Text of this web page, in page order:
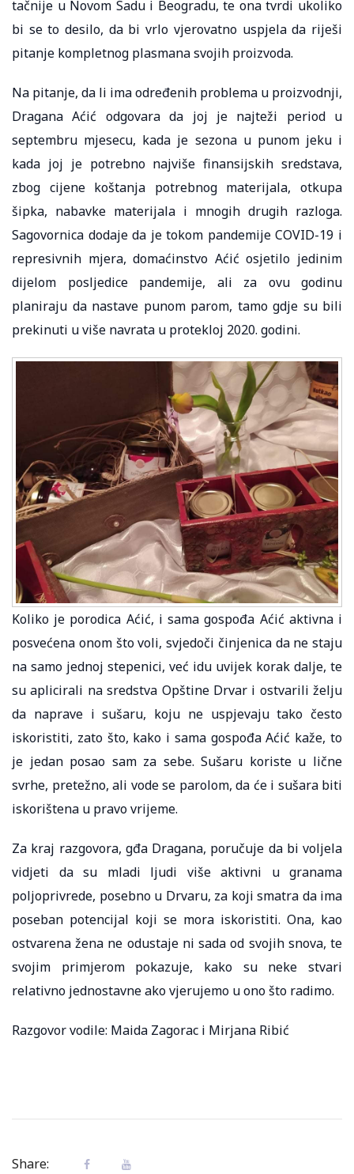
tačnije u Novom Sadu i Beogradu, te ona tvrdi ukoliko
bi se to desilo, da bi vrlo vjerovatno uspjela da riješi
pitanje kompletnog plasmana svojih proizvoda.
Na pitanje, da li ima određenih problema u proizvodnji,
Dragana Aćić odgovara da joj je najteži period u
septembru mjesecu, kada je sezona u punom jeku i
kada joj je potrebno najviše finansijskih sredstava,
zbog cijene koštanja potrebnog materijala, otkupa
šipka, nabavke materijala i mnogih drugih razloga.
Sagovornica dodaje da je tokom pandemije COVID-19 i
represivnih mjera, domaćinstvo Aćić osjetilo jedinim
dijelom posljedice pandemije, ali za ovu godinu
planiraju da nastave punom parom, tamo gdje su bili
prekinuti u više navrata u protekloj 2020. godini.
Koliko je porodica Aćić, i sama gospođa Aćić aktivna i
posvećena onom što voli, svjedoči činjenica da ne staju
na samo jednoj stepenici, već idu uvijek korak dalje, te
su aplicirali na sredstva Opštine Drvar i ostvarili želju
da naprave i sušaru, koju ne uspjevaju tako često
iskoristiti, zato što, kako i sama gospođa Aćić kaže, to
je jedan posao sam za sebe. Sušaru koriste u lične
svrhe, pretežno, ali vode se parolom, da će i sušara biti
iskorištena u pravo vrijeme.
Za kraj razgovora, gđa Dragana, poručuje da bi voljela
vidjeti da su mladi ljudi više aktivni u granama
poljoprivrede, posebno u Drvaru, za koji smatra da ima
poseban potencijal koji se mora iskoristiti. Ona, kao
ostvarena žena ne odustaje ni sada od svojih snova, te
svojim primjerom pokazuje, kako su neke stvari
relativno jednostavne ako vjerujemo u ono što radimo.
Razgovor vodile: Maida Zagorac i Mirjana Ribić
Share: